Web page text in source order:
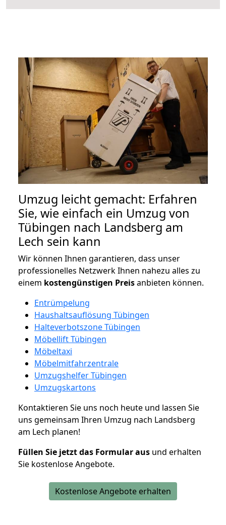
Umzug leicht gemacht: Erfahren
Sie, wie einfach ein Umzug von
Tübingen nach Landsberg am
Lech sein kann
Wir können Ihnen garantieren, dass unser
professionelles Netzwerk Ihnen nahezu alles zu
einem kostengünstigen Preisanbieten können.
Entrümpelung
Haushaltsauflösung Tübingen
Halteverbotszone Tübingen
Möbellift Tübingen
Möbeltaxi
Möbelmitfahrzentrale
Umzugshelfer Tübingen
Umzugskartons
Kontaktieren Sie uns noch heute und lassen Sie
uns gemeinsam Ihren Umzug nach Landsberg
am Lech planen!
Füllen Sie jetzt das Formular aus und erhalten
Sie kostenlose Angebote.
Kostenlose Angebote erhalten